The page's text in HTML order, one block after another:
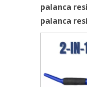
palanca
palanca